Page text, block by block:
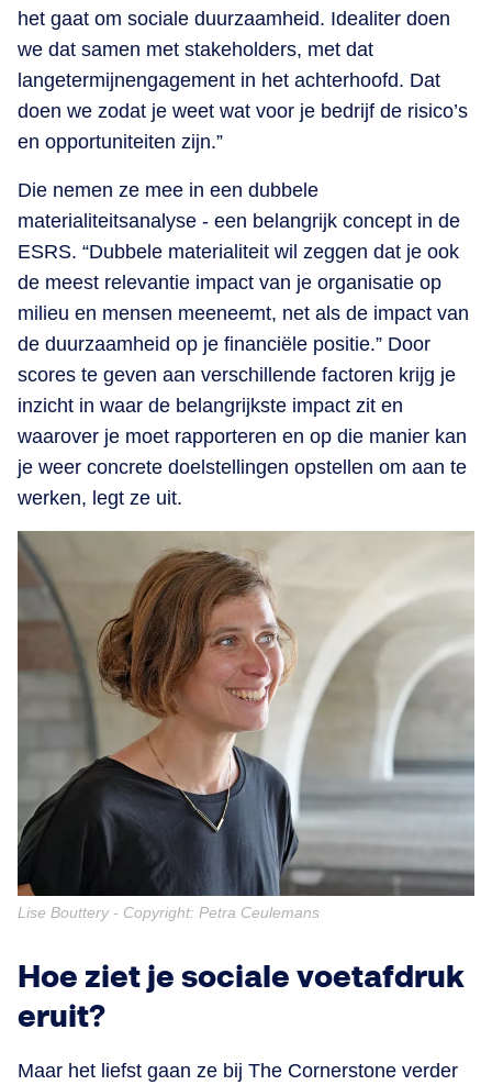
het gaat om sociale duurzaamheid. Idealiter doen
we dat samen met stakeholders, met dat
langetermijnengagement in het achterhoofd. Dat
doen we zodat je weet wat voor je bedrijf de risico’s
en opportuniteiten zijn.”
Die nemen ze mee in een dubbele
materialiteitsanalyse - een belangrijk concept in de
ESRS. “Dubbele materialiteit wil zeggen dat je ook
de meest relevantie impact van je organisatie op
milieu en mensen meeneemt, net als de impact van
de duurzaamheid op je financiële positie.” Door
scores te geven aan verschillende factoren krijg je
inzicht in waar de belangrijkste impact zit en
waarover je moet rapporteren en op die manier kan
je weer concrete doelstellingen opstellen om aan te
werken, legt ze uit.
Lise Bouttery - Copyright: Petra Ceulemans
Hoe ziet je sociale voetafdruk
eruit?
Maar het liefst gaan ze bij The Cornerstone verder